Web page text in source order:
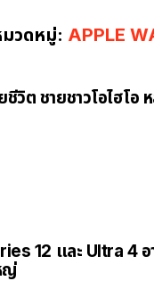
มวดหมู่: APPLE
วิต ชายชาวโอไฮโอ
12 และ Ultra 4 อ
ญ่